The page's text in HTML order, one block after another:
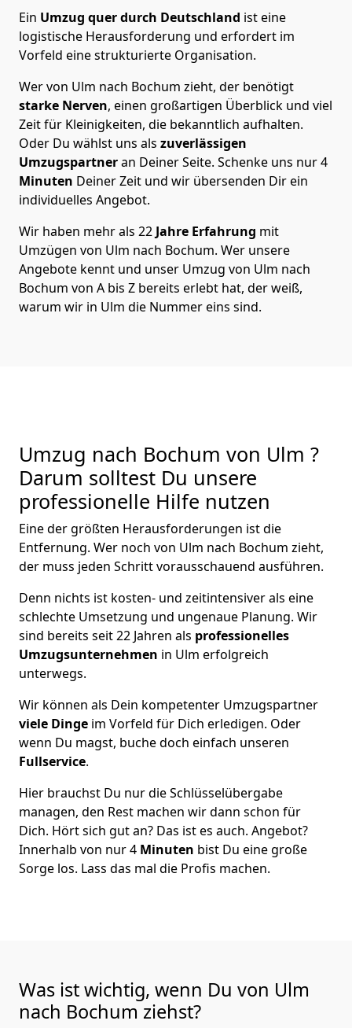
Ein Umzug quer durch Deutschland ist eine
logistische Herausforderung und erfordert im
Vorfeld eine strukturierte Organisation.
Wer von Ulm nach Bochum zieht, der benötigt
starke Nerven, einen großartigen Überblick und viel
Zeit für Kleinigkeiten, die bekanntlich aufhalten.
Oder Du wählst uns als zuverlässigen
Umzugspartneran Deiner Seite. Schenke uns nur4
Minuten Deiner Zeit und wir übersenden Dir ein
individuelles Angebot.
Wir haben mehr als 22 Jahre Erfahrung mit
Umzügen von Ulm nach Bochum. Wer unsere
Angebote kennt und unser Umzug von Ulm nach
Bochum von A bis Z bereits erlebt hat, der weiß,
warum wir in Ulm die Nummer eins sind.
Umzug nach Bochum von Ulm ?
Darum solltest Du unsere
professionelle Hilfe nutzen
Eine der größten Herausforderungen ist die
Entfernung. Wer noch von Ulm nach Bochum zieht,
der muss jeden Schritt vorausschauend ausführen.
Denn nichts ist kosten- und zeitintensiver als eine
schlechte Umsetzung und ungenaue Planung. Wir
sind bereits seit 22 Jahren als professionelles
Umzugsunternehmen in Ulm erfolgreich
unterwegs.
Wir können als Dein kompetenter Umzugspartner
viele Dinge im Vorfeld für Dich erledigen. Oder
wenn Du magst, buche doch einfach unseren
Fullservice.
Hier brauchst Du nur die Schlüsselübergabe
managen, den Rest machen wir dann schon für
Dich. Hört sich gut an? Das ist es auch. Angebot?
Innerhalb von nur 4 Minuten bist Du eine große
Sorge los. Lass das mal die Profis machen.
Was ist wichtig, wenn Du von Ulm
nach Bochum ziehst?